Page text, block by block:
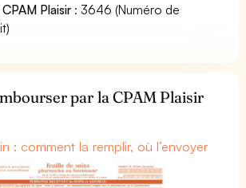
Plaisir : 3646 (Numéro de
par la CPAM Plaisir
: comment la remplir, où l’envoyer